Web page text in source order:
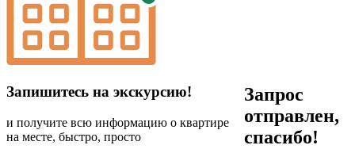
Запишитесь на экскурсию!
и получите всю информацию о квартире
на месте, быстро, просто
Запрос
отправлен,
спасибо!